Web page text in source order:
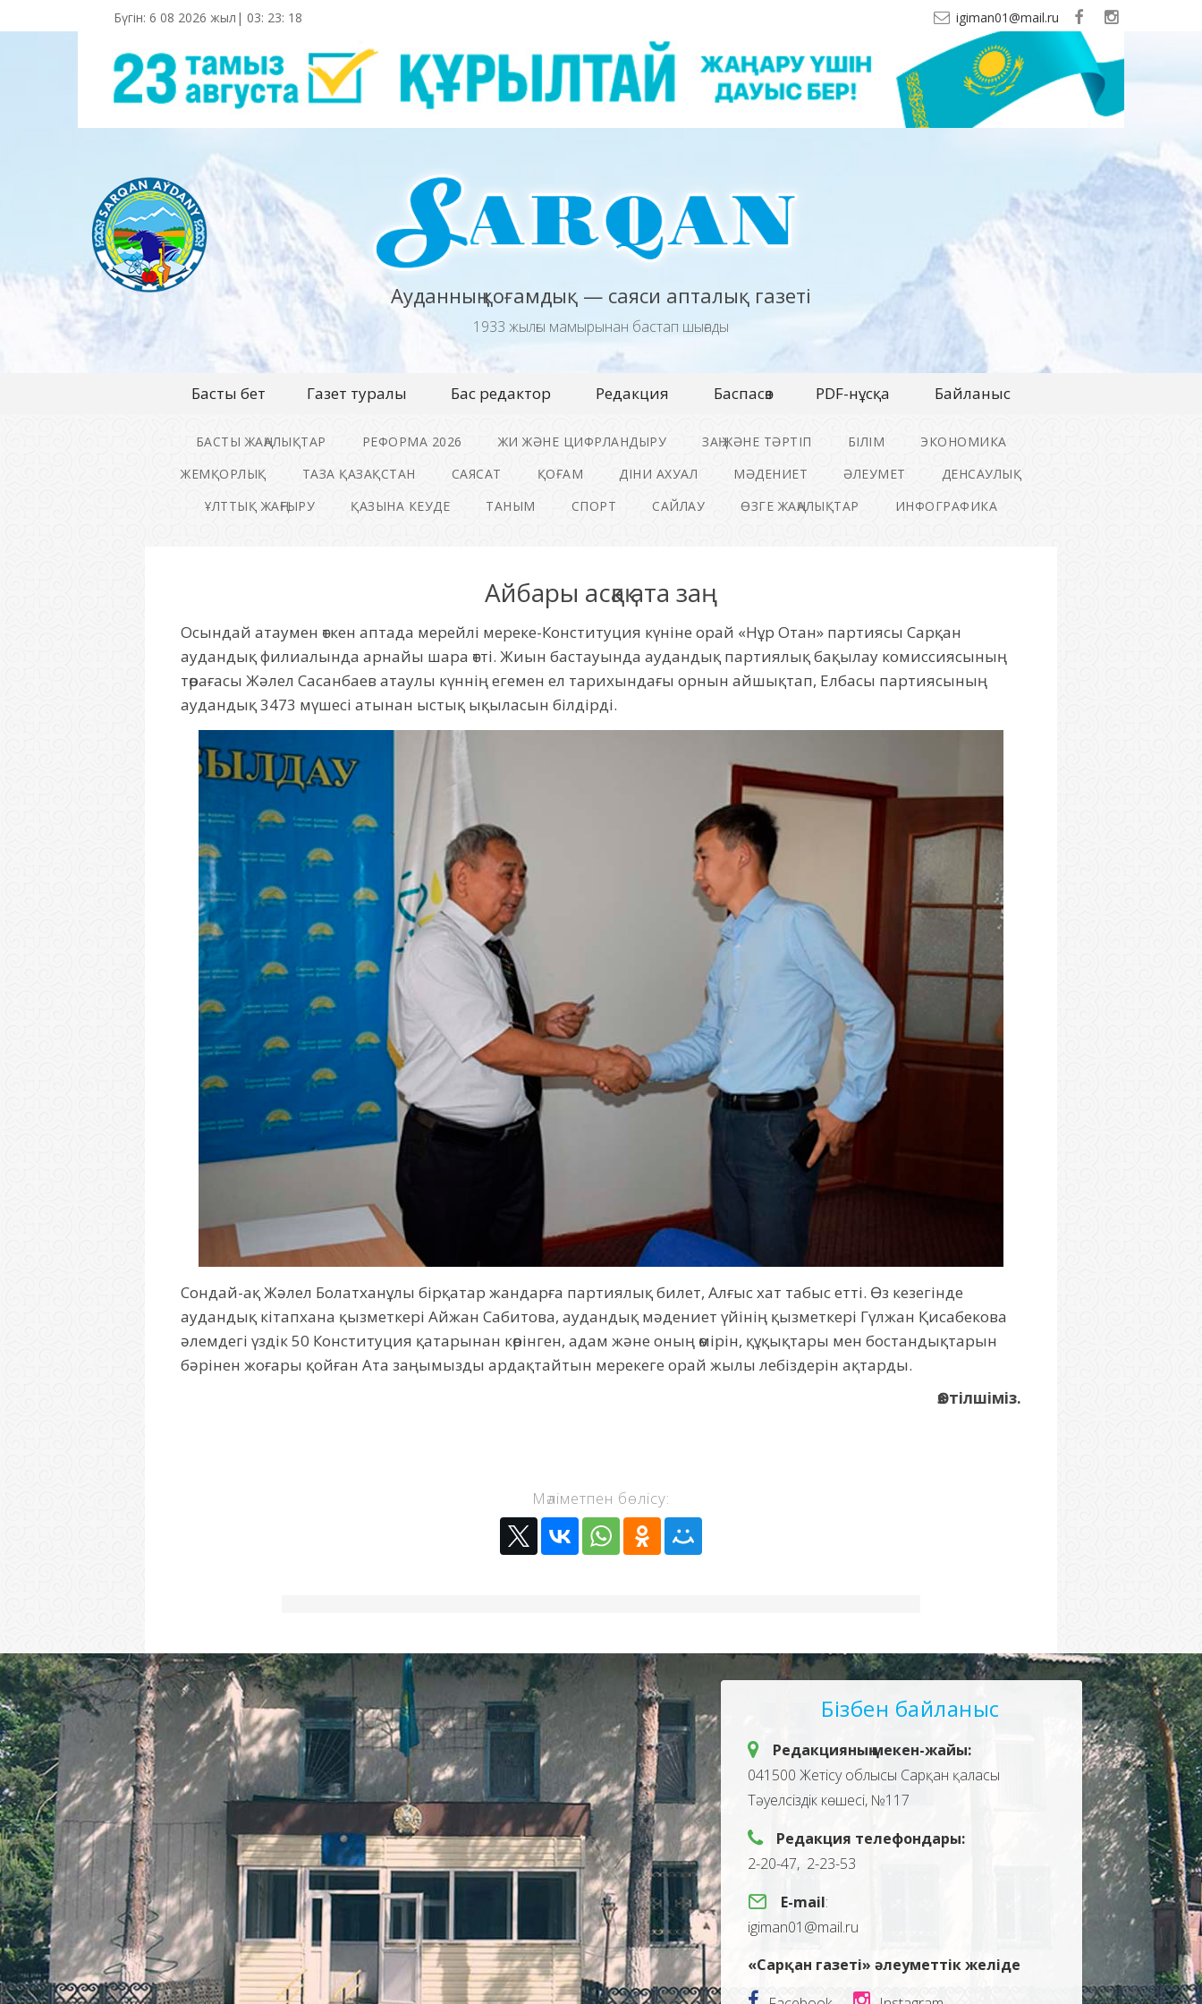
Бүгін: 6 08 2026 жыл| 03: 23: 19 igiman01@mail.ru
Ауданның қоғамдық — саяси апталық газеті
1933 жылғы мамырынан бастап шығады
Басты бет Газет туралы Бас редактор Редакция Баспасөз PDF-нұсқа Байланыс
БАСТЫ ЖАҢАЛЫҚТАР РЕФОРМА 2026 ЖИ ЖӘНЕ ЦИФРЛАНДЫРУ ЗАҢ ЖӘНЕ ТӘРТІП БІЛІМ
ЭКОНОМИКА
ЖЕМҚОРЛЫҚ
ТАЗА ҚАЗАҚСТАН САЯСАТ ҚОҒАМ ДІНИ АХУАЛ МӘДЕНИЕТ ӘЛЕУМЕТ
ДЕНСАУЛЫҚ
ҰЛТТЫҚ ЖАҢҒЫРУ
ҚАЗЫНА КЕУДЕ ТАНЫМ СПОРТ САЙЛАУ ӨЗГЕ ЖАҢАЛЫҚТАР ИНФОГРАФИКА
Айбары асқақ ата заң
Осындай атаумен өткен аптада мерейлі мереке-Конституция күніне орай «Нұр Отан» партиясы Сарқан
аудандық филиалында арнайы шара өтті. Жиын бастауында аудандық партиялық бақылау комиссиясының
төрағасы Жәлел Сасанбаев атаулы күннің егемен ел тарихындағы орнын айшықтап, Елбасы партиясының
аудандық 3473 мүшесі атынан ыстық ықыласын білдірді.
Сондай-ақ Жәлел Болатханұлы бірқатар жандарға партиялық билет, Алғыс хат табыс етті. Өз кезегінде
аудандық кітапхана қызметкері Айжан Сабитова, аудандық мәдениет үйінің қызметкері Гүлжан Қисабекова
әлемдегі үздік 50 Конституция қатарынан көрінген, адам және оның өмірін, құқықтары мен бостандықтарын
бәрінен жоғары қойған Ата заңымызды ардақтайтын мерекеге орай жылы лебіздерін ақтарды.
Өз тілшіміз.
Мәліметпен бөлісу:
Бізбен байланыс
Редакцияның мекен-жайы:
041500 Жетісу облысы Сарқан қаласы
Тәуелсіздік көшесі, №117
Редакция телефондары:
2-20-47, 2-23-53
E-mail:
igiman01@mail.ru
«Сарқан газеті» әлеуметтік желіде